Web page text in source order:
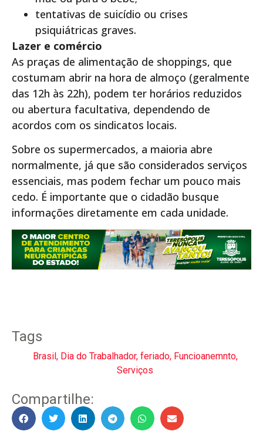
tentativas de suicídio ou crises
psiquiátricas graves.
Lazer e comércio
As praças de alimentação de shoppings, que
costumam abrir na hora de almoço (geralmente
das 12h às 22h), podem ter horários reduzidos
ou abertura facultativa, dependendo de
acordos com os sindicatos locais.
Sobre os supermercados, a maioria abre
normalmente, já que são considerados serviços
essenciais, mas podem fechar um pouco mais
cedo. É importante que o cidadão busque
informações diretamente em cada unidade.
Tags
Brasil , Dia do Trabalhador, feriado, Funcioanemnto,
Serviços
Compartilhe: